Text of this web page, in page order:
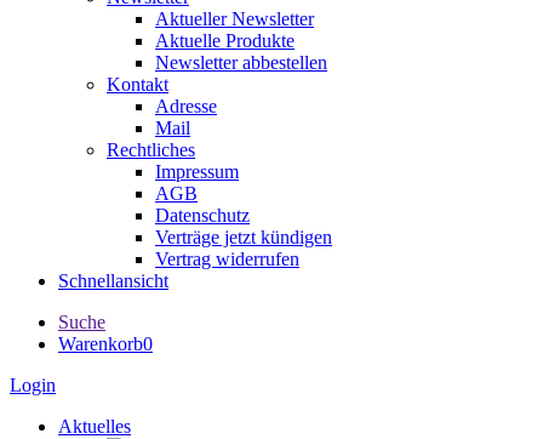
Aktueller Newsletter
Aktuelle Produkte
Newsletter abbestellen
Kontakt
Adresse
Mail
Rechtliches
Impressum
AGB
Datenschutz
Verträge jetzt kündigen
Vertrag widerrufen
Schnellansicht
Suche
Warenkorb0
Login
Aktuelles